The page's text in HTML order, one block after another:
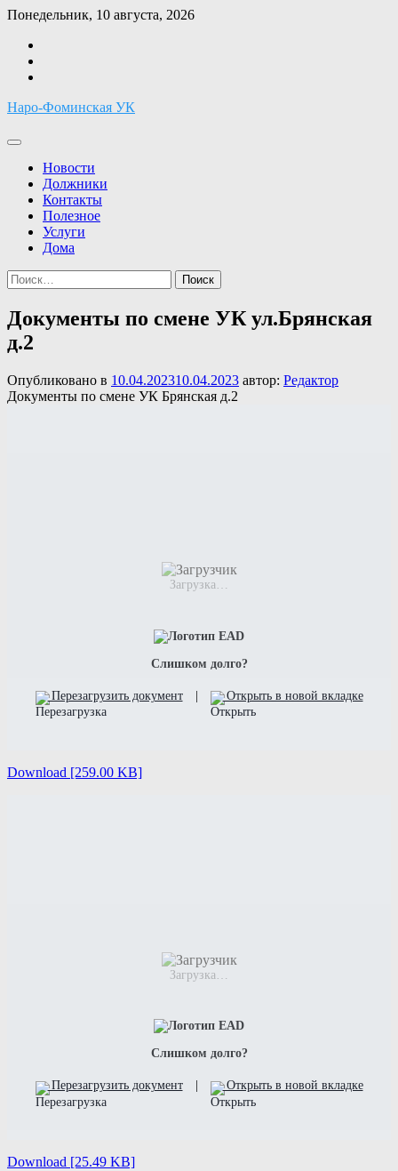
Перейти
содержимому
Понедельник, 10 августа, 2026
Наро-Фоминская УК
Новости
Должники
Контакты
Полезное
Услуги
Дома
Найти:
Документы по смене УК ул.Брянская
д.2
Опубликовано в 10.04.202310.04.2023 автор: Редактор
Документы по смене УК Брянская д.2
Загрузка…
Слишком долго?
Перезагрузить документ | Открыть в новой вкладке
Download [259.00 KB]
Загрузка…
Слишком долго?
Перезагрузить документ Открыть в новой вкладке
Download [25.49 KB]